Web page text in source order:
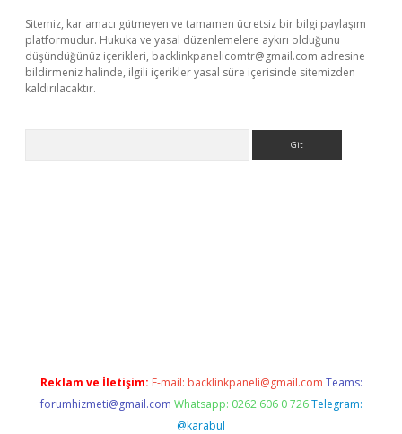
Sitemiz, kar amacı gütmeyen ve tamamen ücretsiz bir bilgi paylaşım
platformudur. Hukuka ve yasal düzenlemelere aykırı olduğunu
düşündüğünüz içerikleri, backlinkpanelicomtr@gmail.com adresine
bildirmeniz halinde, ilgili içerikler yasal süre içerisinde sitemizden
kaldırılacaktır.
Reklam ve İletişim: E-mail: backlinkpaneli@gmail.com Teams:
forumhizmeti@gmail.com Whatsapp: 0262 606 0 726 Telegram:
@karabul